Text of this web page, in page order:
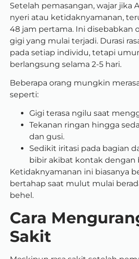
Setelah pemasangan, wajar jika
nyeri atau ketidaknyamanan,
48 jam pertama. Ini disebabkan
gigi yang mulai terjadi. Durasi
pada setiap individu, tetapi
berlangsung selama 2-5 hari.
Beberapa orang mungkin
seperti:
Gigi terasa ngilu saat
Tekanan ringan hingga
dan gusi.
Sedikit iritasi pada bagian
bibir akibat kontak dengan
Ketidaknyamanan ini biasanya
bertahap saat mulut mulai
behel.
Cara
Sakit